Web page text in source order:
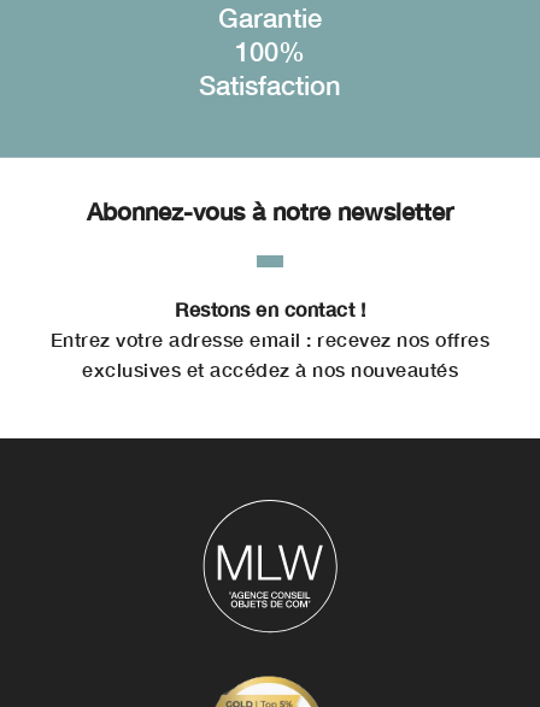
Garantie
100%
Satisfaction
Abonnez-vous à notre newsletter
Restons en contact !
Entrez votre adresse email : recevez nos offres
exclusives et accédez à nos nouveautés